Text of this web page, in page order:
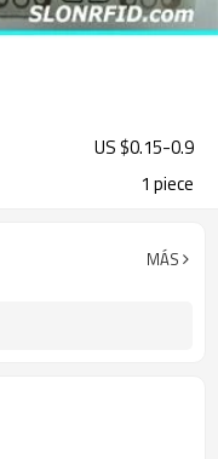
US $0.15-0.9
1 piece
MÁS